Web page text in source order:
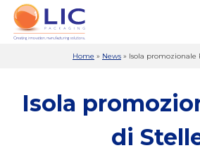
Home » News » Isola promozionale
Isola
di